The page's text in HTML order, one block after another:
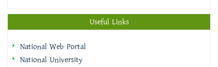
Useful Links
National Web Portal
National University